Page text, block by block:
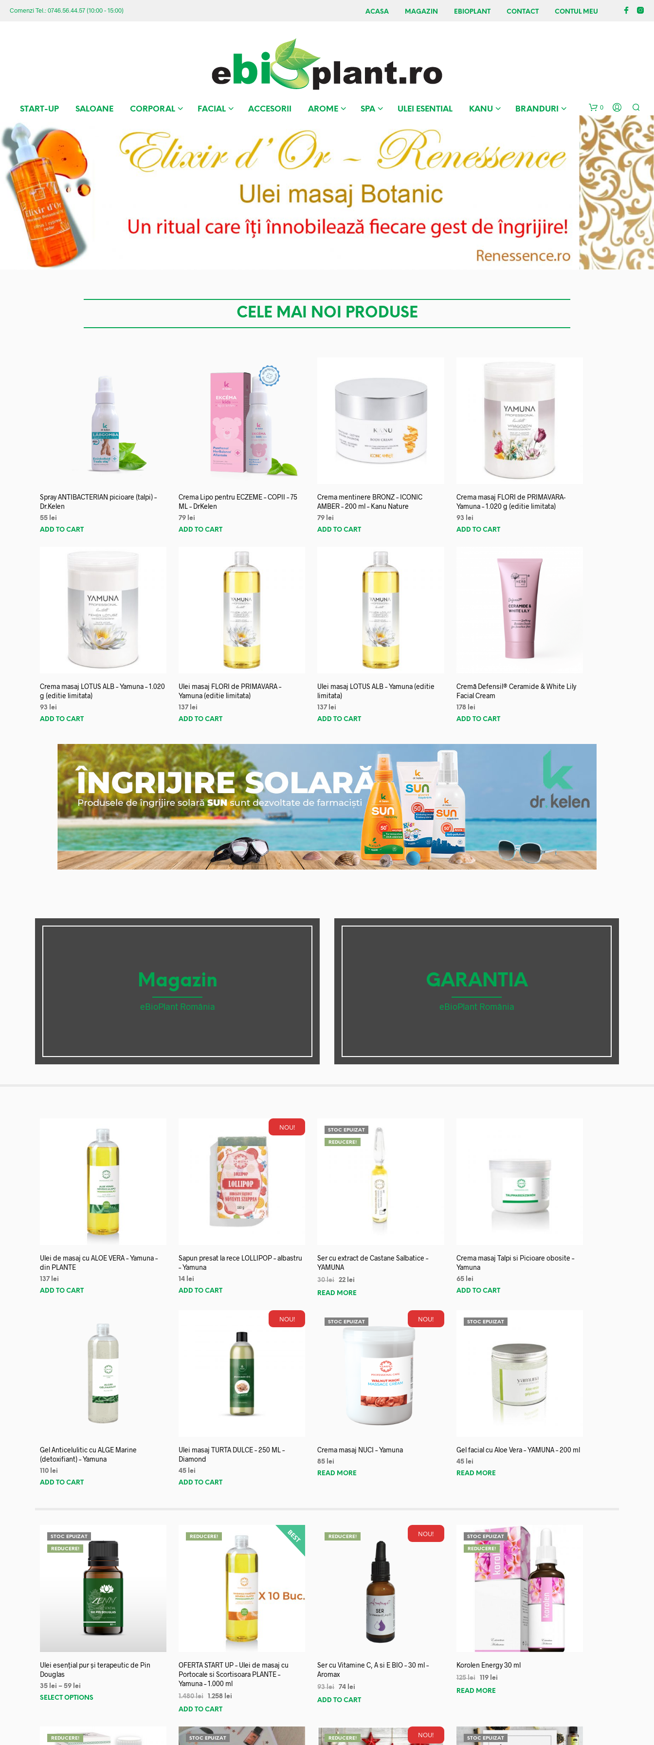
Comenzi Tel.: 0746.56.44.57 (10:00 - 15:00) ACASA MAGAZIN EBIOPLANT CONTACT CONTUL MEU
START-UP SALOANE CORPORAL FACIAL ACCESORII AROME SPA ULEI ESENTIAL KANU BRANDURI 0
CELE MAI NOI PRODUSE
Spray ANTIBACTERIAN picioare (talpi) –
Dr.Kelen
55 lei
ADD TO CART
Crema Lipo pentru ECZEME – COPII – 75
ML – DrKelen
79 lei
ADD TO CART
Crema mentinere BRONZ – ICONIC
AMBER – 200 ml – Kanu Nature
79 lei
ADD TO CART
Crema masaj FLORI de PRIMAVARA-
Yamuna – 1.020 g (editie limitata)
93
lei
ADD TO CART
Crema masaj LOTUS ALB – Yamuna – 1.020
g (editie limitata)
93
lei
ADD TO CART
Ulei masaj FLORI de PRIMAVARA –
Yamuna (editie limitata)
137 lei
ADD TO CART
Ulei masaj LOTUS ALB – Yamuna (editie
limitata)
137 lei
ADD TO CART
Cremă Defensil® Ceramide & White Lily
Facial Cream
178 lei
ADD TO CART
Magazin
eBioPlant România
GARANTIA
eBioPlant România
Ulei de masaj cu ALOE VERA – Yamuna –
din PLANTE
137 lei
ADD TO CART
NOU!
Sapun presat la rece LOLLIPOP – albastru
– Yamuna
14 lei
ADD TO CART
STOC EPUIZAT
REDUCERE!
Ser cu extract de Castane Salbatice –
YAMUNA
30lei 22 lei
READ MORE
Crema masaj Talpi si Picioare obosite –
Yamuna
65 lei
ADD TO CART
Gel Anticelulitic cu ALGE Marine
(detoxifiant) – Yamuna
110 lei
ADD TO CART
NOU!
Ulei masaj TURTA DULCE – 250 ML –
Diamond
45 lei
ADD TO CART
NOU!
STOC EPUIZAT
Crema masaj NUCI – Yamuna
85 lei
READ MORE
STOC EPUIZAT
Gel facial cu Aloe Vera – YAMUNA – 200 ml
45 lei
READ MORE
STOC EPUIZAT
REDUCERE!
Ulei esențial pur și terapeutic de Pin
Douglas
35 lei – 59 lei
SELECT OPTIONS
REDUCERE!
OFERTA START UP – Ulei de masaj cu
Portocale si Scortisoara PLANTE –
Yamuna – 1.000 ml
1.480lei 1.258 lei
ADD TO CART
NOU!
REDUCERE!
Ser cu Vitamine C, A si E BIO – 30 ml –
Aromax
93lei 74 lei
ADD TO CART
STOC EPUIZAT
REDUCERE!
Korolen Energy 30 ml
125lei 119 lei
READ MORE
REDUCERE! STOC EPUIZAT NOU!
REDUCERE! STOC EPUIZAT